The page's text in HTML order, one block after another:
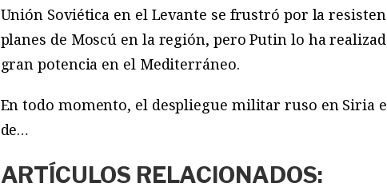
Unión Soviética en el Levante se frustró por la
planes de Moscú en la región, pero Putin lo ha
gran potencia en el Mediterráneo.
En todo momento, el despliegue militar ruso en
de…
ARTÍCULOS RELACIONADOS: